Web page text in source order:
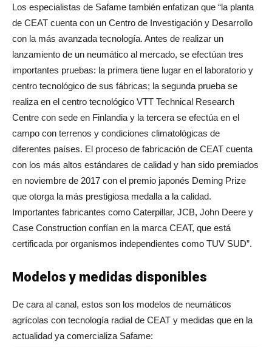
Los especialistas de Safame también enfatizan que “la planta
de CEAT cuenta con un Centro de Investigación y Desarrollo
con la más avanzada tecnología. Antes de realizar un
lanzamiento de un neumático al mercado, se efectúan tres
importantes pruebas: la primera tiene lugar en el laboratorio y
centro tecnológico de sus fábricas; la segunda prueba se
realiza en el centro tecnológico VTT Technical Research
Centre con sede en Finlandia y la tercera se efectúa en el
campo con terrenos y condiciones climatológicas de
diferentes países. El proceso de fabricación de CEAT cuenta
con los más altos estándares de calidad y han sido premiados
en noviembre de 2017 con el premio japonés Deming Prize
que otorga la más prestigiosa medalla a la calidad.
Importantes fabricantes como Caterpillar, JCB, John Deere y
Case Construction confían en la marca CEAT, que está
certificada por organismos independientes como TUV SUD”.
Modelos y medidas disponibles
De cara al canal, estos son los modelos de neumáticos
agrícolas con tecnología radial de CEAT y medidas que en la
actualidad ya comercializa Safame: